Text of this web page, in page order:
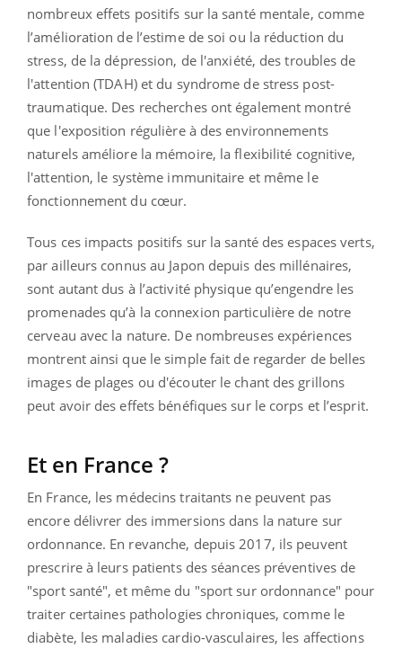
nombreux effets positifs sur la santé mentale, comme
l’amélioration de l’estime de soi ou la réduction du
stress, de la dépression, de l'anxiété, des troubles de
l'attention (TDAH) et du syndrome de stress post-
traumatique. Des recherches ont également montré
que l'exposition régulière à des environnements
naturels améliore la mémoire, la flexibilité cognitive,
l'attention, le système immunitaire et même le
fonctionnement du cœur.
Tous ces impacts positifs sur la santé des espaces verts,
par ailleurs connus au Japon depuis des millénaires,
sont autant dus à l’activité physique qu’engendre les
promenades qu’à la connexion particulière de notre
cerveau avec la nature. De nombreuses expériences
montrent ainsi que le simple fait de regarder de belles
images de plages ou d'écouter le chant des grillons
peut avoir des effets bénéfiques sur le corps et l’esprit.
Et en France ?
En France, les médecins traitants ne peuvent pas
encore délivrer des immersions dans la nature sur
ordonnance. En revanche, depuis 2017, ils peuvent
prescrire à leurs patients des séances préventives de
"sport santé", et même du "sport sur ordonnance" pour
traiter certaines pathologies chroniques, comme le
diabète, les maladies cardio-vasculaires, les affections